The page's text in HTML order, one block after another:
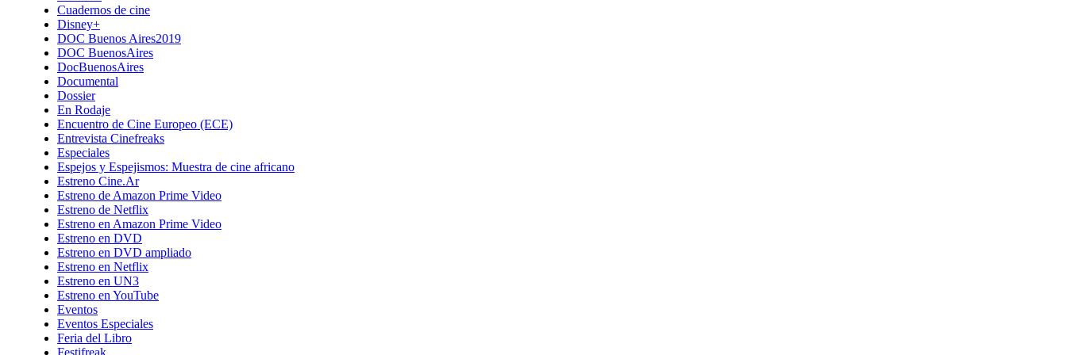
Cuadernos de cine
Disney+
DOC Buenos Aires2019
DOC BuenosAires
DocBuenosAires
Documental
Dossier
En Rodaje
Encuentro de Cine Europeo (ECE)
Entrevista Cinefreaks
Especiales
Espejos y Espejismos: Muestra de cine africano
Estreno Cine.Ar
Estreno de Amazon Prime Video
Estreno de Netflix
Estreno en Amazon Prime Video
Estreno en DVD
Estreno en DVD ampliado
Estreno en Netflix
Estreno en UN3
Estreno en YouTube
Eventos
Eventos Especiales
Feria del Libro
Festifreak